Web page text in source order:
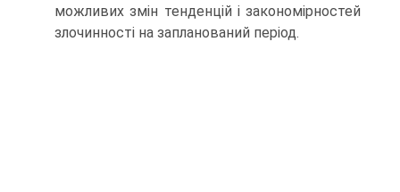
можливих змін тенденцій і закономірностей
злочинності на запланований період.